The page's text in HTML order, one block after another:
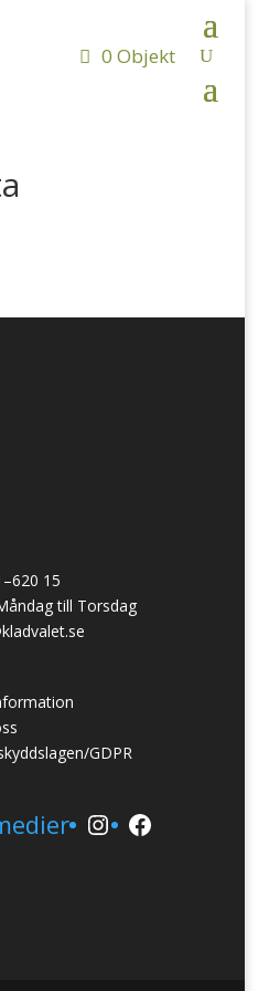
0 Objekt
15
till Torsdag
GDPR
Instagram
Facebook